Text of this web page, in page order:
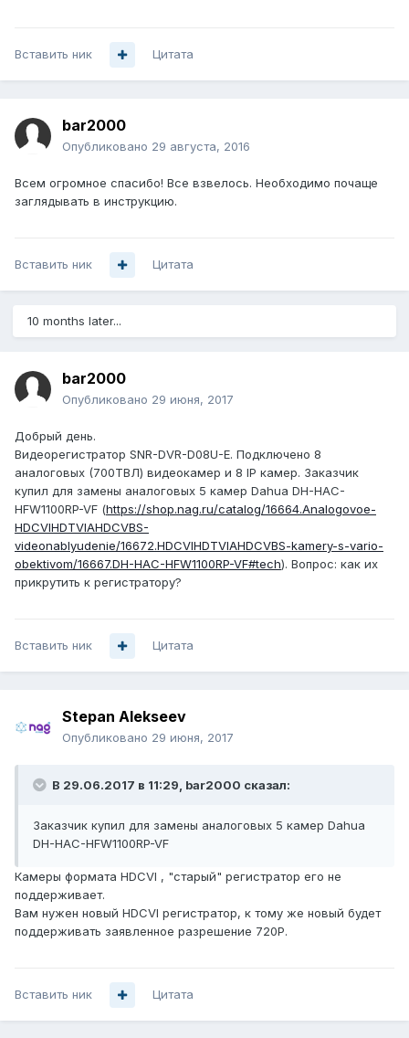
Вставить ник Цитата
bar2000
Опубликовано 29 августа, 2016
Всем огромное спасибо! Все взвелось. Необходимо почаще
заглядывать в инструкцию.
Вставить ник Цитата
10 months later...
bar2000
Опубликовано 29 июня, 2017
Добрый день.
Видеорегистратор SNR-DVR-D08U-E. Подключено 8
аналоговых (700ТВЛ) видеокамер и 8 IP камер. Заказчик
купил для замены аналоговых 5 камер Dahua DH-HAC-
HFW1100RP-VF (https://shop.nag.ru/catalog/16664.Analogovoe-
HDCVIHDTVIAHDCVBS-
videonablyudenie/16672.HDCVIHDTVIAHDCVBS-kamery-s-vario-
obektivom/16667.DH-HAC-HFW1100RP-VF#tech). Вопрос: как их
прикрутить к регистратору?
Вставить ник Цитата
Stepan Alekseev
Опубликовано 29 июня, 2017
В 29.06.2017 в 11:29, bar2000 сказал:
Заказчик купил для замены аналоговых 5 камер Dahua
DH-HAC-HFW1100RP-VF
Камеры формата HDCVI , "старый" регистратор его не
поддерживает.
Вам нужен новый HDCVI регистратор, к тому же новый будет
поддерживать заявленное разрешение 720P.
Вставить ник Цитата